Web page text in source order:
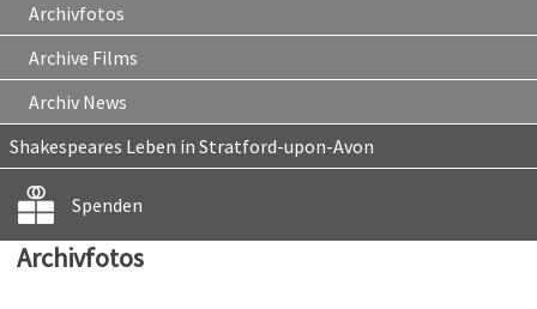
Archivfotos
Archive Films
Archiv News
Shakespeares Leben in Stratford-upon-Avon
Spenden
Archivfotos